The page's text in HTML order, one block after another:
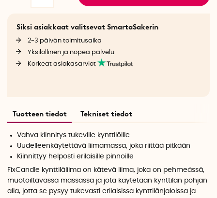
Siksi asiakkaat valitsevat SmartaSakerin
2-3 päivän toimitusaika
Yksilöllinen ja nopea palvelu
Korkeat asiakasarviot
Tuotteen tiedot Tekniset tiedot
Vahva kiinnitys tukeville kynttilöille
Uudelleenkäytettävä liimamassa, joka riittää pitkään
Kiinnittyy helposti erilaisille pinnoille
FixCandle kynttiläliima on kätevä liima, joka on pehmeässä,
muotoiltavassa massassa ja jota käytetään kynttilän pohjan
alla, jotta se pysyy tukevasti erilaisissa kynttilänjaloissa ja